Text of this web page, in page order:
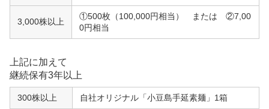
3,000株以上
①500枚（100,000円相当） または ②7,00
0円相当
上記に加えて
継続保有3年以上
300株以上 自社オリジナル「小豆島手延素麺」1箱